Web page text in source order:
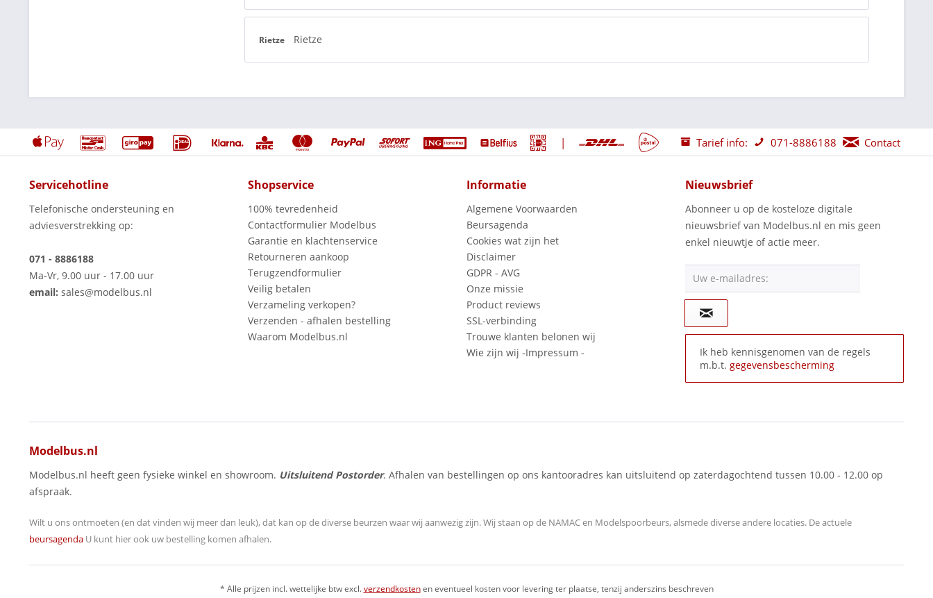
Rietze Rietze
| Tarief info: 071-8886188 Contact
Servicehotline
Telefonische ondersteuning en
adviesverstrekking op:
071 - 8886188
Ma-Vr, 9.00 uur - 17.00 uur
email: sales@modelbus.nl
Shopservice
100% tevredenheid
Contactformulier Modelbus
Garantie en klachtenservice
Retourneren aankoop
Terugzendformulier
Veilig betalen
Verzameling verkopen?
Verzenden - afhalen bestelling
Waarom Modelbus.nl
Informatie
Algemene Voorwaarden
Beursagenda
Cookies wat zijn het
Disclaimer
GDPR - AVG
Onze missie
Product reviews
SSL-verbinding
Trouwe klanten belonen wij
Wie zijn wij -Impressum -
Nieuwsbrief
Abonneer u op de kosteloze digitale
nieuwsbrief van Modelbus.nl en mis geen
enkel nieuwtje of actie meer.
Uw e-mailadres:
Ik heb kennisgenomen van de regels
m.b.t. gegevensbescherming
Modelbus.nl
Modelbus.nl heeft geen fysieke winkel en showroom. Uitsluitend Postorder. Afhalen van bestellingen op ons kantooradres kan uitsluitend op zaterdagochtend tussen 10.00 - 12.00 op
afspraak.
Wilt u ons ontmoeten (en dat vinden wij meer dan leuk), dat kan op de diverse beurzen waar wij aanwezig zijn.Wij staan op de NAMAC en Modelspoorbeurs, alsmede diverse andere locaties. De actuele
beursagenda U kunt hier ook uw bestelling komen afhalen.
* Alle prijzen incl. wettelijke btw excl.verzendkostenen eventueel kosten voor levering ter plaatse, tenzij anderszins beschreven